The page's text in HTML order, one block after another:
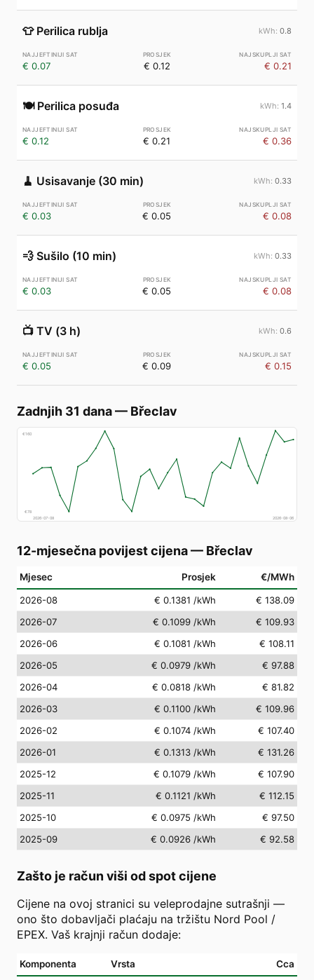
👕 Perilica rublja 0.8
€ 0.07 € 0.12 € 0.21
🍽️ Perilica posuđa 1.4
€ 0.12 € 0.21 € 0.36
🧹 Usisavanje (30 min) 0.33
€ 0.03 € 0.05 € 0.08
💨 Sušilo (10 min) 0.33
€ 0.03 € 0.05 € 0.08
📺 TV (3 h) 0.6
€ 0.05 € 0.09 € 0.15
Zadnjih 31 dana— Břeclav
€160
€78
2026-07-08
2026-08-06
12-mjesečna povijest cijena— Břeclav
Mjesec Prosjek €/MWh
2026-08 € 0.1381 /kWh
€ 138.09
2026-07
€ 0.1099 /kWh
€ 109.93
2026-06
€ 0.1081 /kWh
€ 108.11
2026-05
€ 0.0979 /kWh
€ 97.88
2026-04
€ 0.0818 /kWh
€ 81.82
2026-03
€ 0.1100 /kWh
€ 109.96
2026-02
€ 0.1074 /kWh
€ 107.40
2026-01
€ 0.1313 /kWh
€ 131.26
2025-12
€ 0.1079 /kWh
€ 107.90
2025-11
€ 0.1121 /kWh
€ 112.15
2025-10
€ 0.0975 /kWh
€ 97.50
2025-09
€ 0.0926 /kWh € 92.58
Zašto je račun viši od spot cijene
Cijene na ovoj stranici su veleprodajne sutrašnji —
ono što dobavljači plaćaju na tržištu Nord Pool /
EPEX. Vaš krajnji račun dodaje:
Komponenta Vrsta Cca